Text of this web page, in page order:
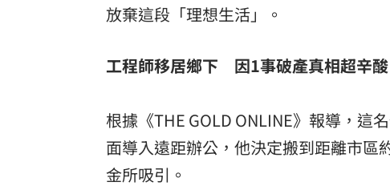
放棄這段「理想生活」。
工程師移居鄉下 因1事破產真相超辛酸
根據《THE GOLD ONLINE》報導，這
面導入遠距辦公，他決定搬到距離市區
金所吸引。